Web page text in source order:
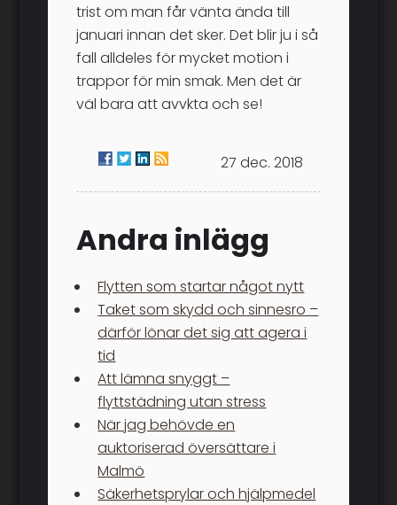
trist om man får vänta ända till
januari innan det sker. Det blir ju i så
fall alldeles för mycket motion i
trappor för min smak. Men det är
väl bara att avvkta och se!
27 dec. 2018
Andra inlägg
Flytten som startar något nytt
Taket som skydd och sinnesro –
därför lönar det sig att agera i
tid
Att lämna snyggt –
flyttstädning utan stress
När jag behövde en
auktoriserad översättare i
Malmö
Säkerhetsprylar och hjälpmedel